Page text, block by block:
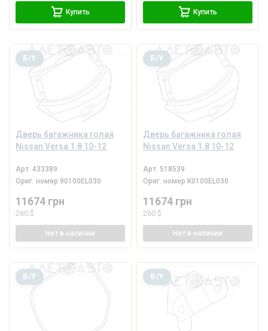
Купить Купить
Дверь багажника голая
Nissan Versa 1.8 10-12
Б/У
Арт.433389
Ориг. номер 90100EL030
11674 грн
260 $
Нет в наличии
Дверь багажника голая
Nissan Versa 1.8 10-12
Б/У
Арт. 518539
Ориг. номер K0100EL030
11674 грн
260 $
Нет в наличии
Б/У Б/У